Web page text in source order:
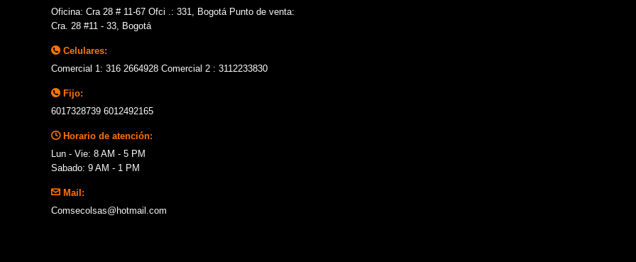
Oficina: Cra 28 # 11-67 Ofci .: 331, Bogotá Punto de venta:
Cra. 28 #11 - 33, Bogotá
Celulares:
Comercial 1: 316 2664928 Comercial 2 : 3112233830
Fijo:
6017328739 6012492165
Horario de atención:
Lun - Vie: 8 AM - 5 PM
Sabado: 9 AM - 1 PM
Mail:
Comsecolsas@hotmail.com